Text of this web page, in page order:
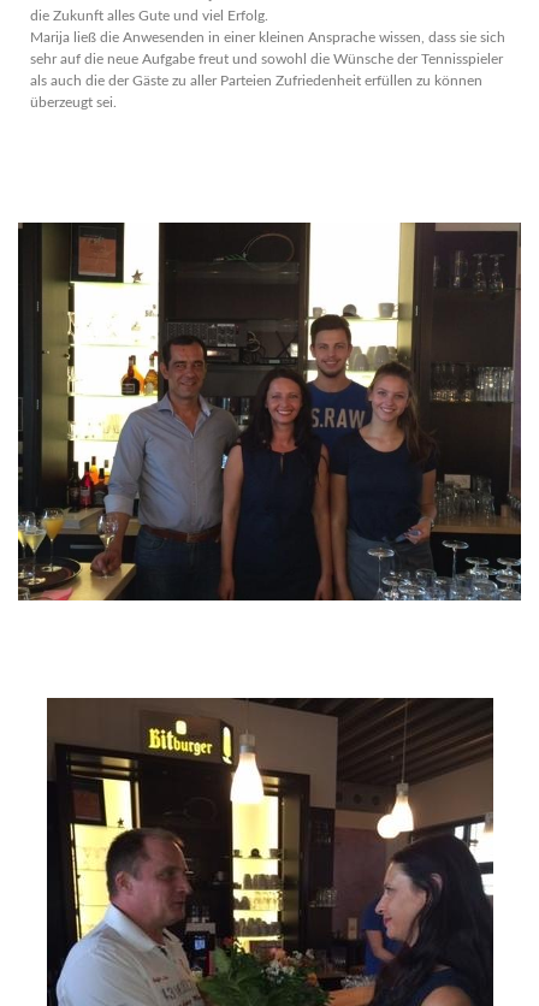
die Zukunft alles Gute und viel Erfolg.
Marija ließ die Anwesenden in einer kleinen Ansprache wissen, dass sie sich
sehr auf die neue Aufgabe freut und sowohl die Wünsche der Tennisspieler
als auch die der Gäste zu aller Parteien Zufriedenheit erfüllen zu können
überzeugt sei.